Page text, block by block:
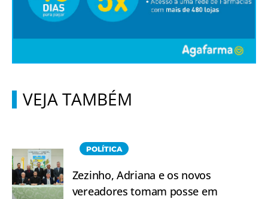
VEJA TAMBÉM
POLÍTICA
Zezinho, Adriana e os novos
vereadores tomam posse em